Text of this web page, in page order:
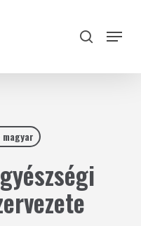
search
Menu
Close